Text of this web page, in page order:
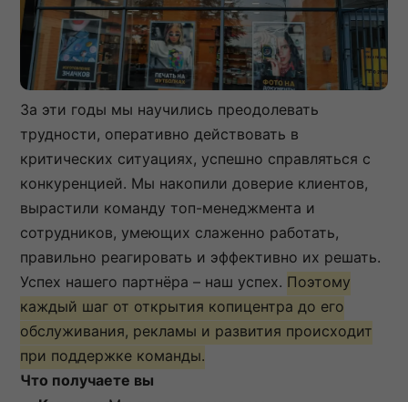
За эти годы мы научились преодолевать
трудности, оперативно действовать в
критических ситуациях, успешно справляться с
конкуренцией. Мы накопили доверие клиентов,
вырастили команду топ-менеджмента и
сотрудников, умеющих слаженно работать,
правильно реагировать и эффективно их решать.
Успех нашего партнёра – наш успех. Поэтому
каждый шаг от открытия копицентра до его
обслуживания, рекламы и развития происходит
при поддержке команды.
Что получаете вы